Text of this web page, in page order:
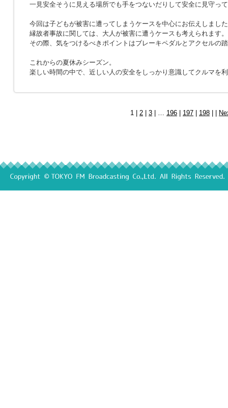
一見安全そうに見える場所でも手をつないだりして安全に見守っ
今回は子どもが被害に遭ってしまうケースを中心にお伝えしまし
縁故者事故に関しては、大人が被害に遭うケースも考えられます。
その際、気をつけるべきポイントはブレーキペダルとアクセルの
これからの夏休みシーズン。
楽しい時間の中で、近しい人の安全をしっかり意識してクルマを
1 | 2 3 | … 196 197 198